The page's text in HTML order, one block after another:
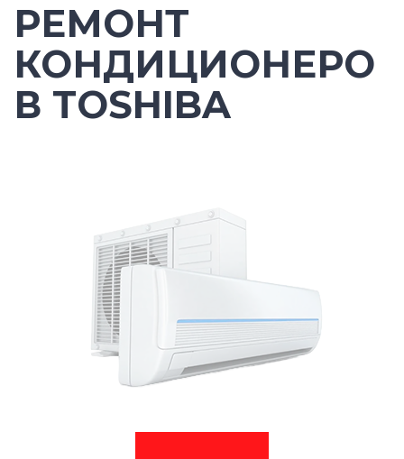
РЕМОНТ
КОНДИЦИОНЕРО
В TOSHIBA